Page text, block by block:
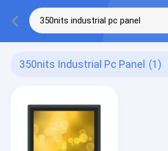
350nits Industrial Pc Panel (1)